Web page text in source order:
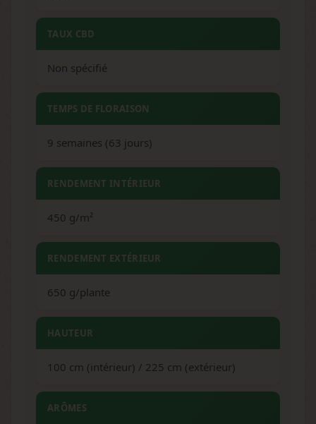
TAUX CBD
Non spécifié
TEMPS DE FLORAISON
9 semaines (63 jours)
RENDEMENT INTÉRIEUR
450 g/m²
RENDEMENT EXTÉRIEUR
650 g/plante
HAUTEUR
100 cm (intérieur) / 225 cm (extérieur)
ARÔMES